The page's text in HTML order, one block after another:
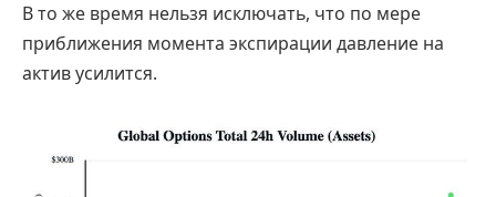
В то же время нельзя исключать, что по мере
приближения момента экспирации давление на
актив усилится.